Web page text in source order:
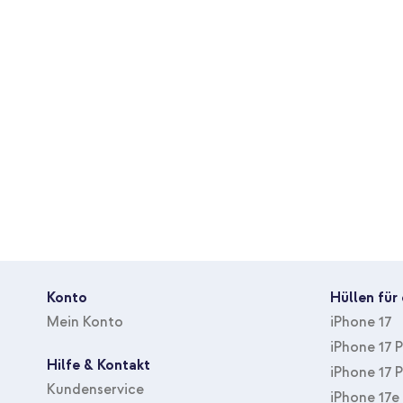
Konto
Mein Konto
Hilfe & Kontakt
Kundenservice
Hüllen für
iPhone 17
iPhone 17
iPhone 17
iPhone 17e